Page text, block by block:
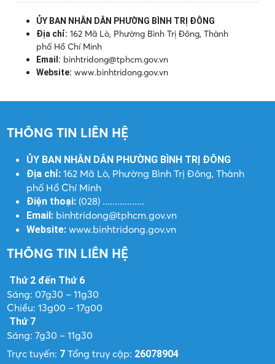
ỦY BAN NHÂN DÂN PHƯỜNG BÌNH TRỊ ĐÔNG
Địa chỉ: 162 Mã Lò, Phường Bình Trị Đông, Thành
phố Hồ Chí Minh
Email: binhtridong@tphcm.gov.vn
Website: www.binhtridong.gov.vn
THÔNG TIN LIÊN HỆ
ỦY BAN NHÂN DÂN PHƯỜNG BÌNH TRỊ ĐÔNG
Địa chỉ: 162 Mã Lò, Phường Bình Trị Đông, Thành
phố Hồ Chí Minh
Điện thoại: (028) .................
Email: binhtridong@tphcm.gov.vn
Website: www.binhtridong.gov.vn
THÔNG TIN LIÊN HỆ
Thứ 2 đến Thứ 6
Sáng: 07g30 – 11g30
Chiều: 13g00 – 17g00
Thứ 7
Sáng: 7g30 – 11g30
Trực tuyến: 7 Tổng truy cập: 26078904